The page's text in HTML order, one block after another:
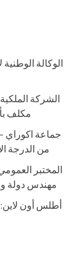
مكلف
من الدرجة
مهندس دولة و01 تقني عالي. آخر أجل هو 02 يونيو 2023